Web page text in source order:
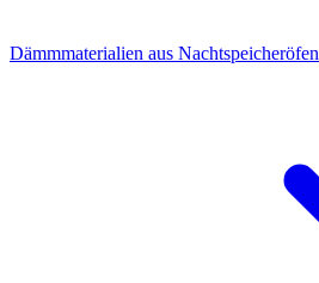
Dämmmaterialien aus Nachtspeicheröfen